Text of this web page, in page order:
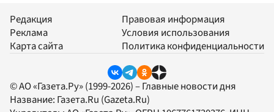
Редакция
Реклама
Карта сайта
Правовая информация
Условия использования
Политика конфиденциальности
© АО «Газета.Ру» (1999-2026) – Главные новости дня
Название: Газета.Ru (Gazeta.Ru)